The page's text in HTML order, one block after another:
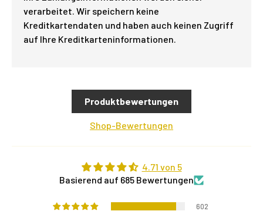
verarbeitet. Wir speichern keine
Kreditkartendaten und haben auch keinen Zugriff
auf Ihre Kreditkarteninformationen.
Produktbewertungen
Shop-Bewertungen
4.71 von 5
Basierend auf 685 Bewertungen
602